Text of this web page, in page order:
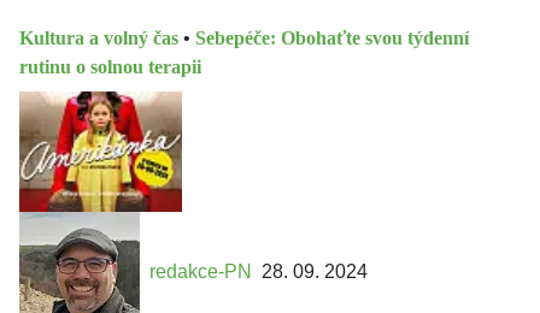
Kultura a volný čas • Sebepéče: Obohaťte svou týdenní
rutinu o solnou terapii
redakce-PN 28. 09. 2024